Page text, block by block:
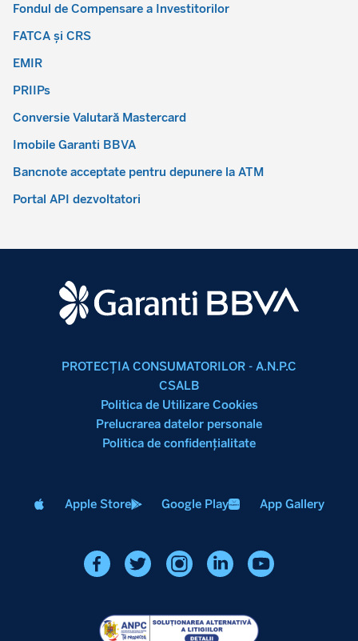
Fondul de Compensare a Investitorilor
FATCA și CRS
EMIR
PRIIPs
Conversie Valutară Mastercard
Imobile Garanti BBVA
Bancnote acceptate pentru depunere la ATM
Portal API dezvoltatori
PROTECŢIA CONSUMATORILOR - A.N.P.C
CSALB
Politica de Utilizare Cookies
Prelucrarea datelor personale
Politica de confidenţialitate
Apple Store Google Play App Gallery